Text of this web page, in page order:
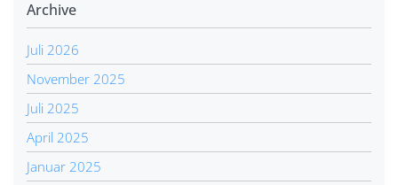
Archive
Juli 2026
November 2025
Juli 2025
April 2025
Januar 2025